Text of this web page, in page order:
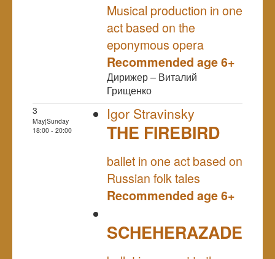
Musical production in one
act based on the
eponymous opera
Recommended age 6+
Дирижер – Виталий
Грищенко
3
May|Sunday
18:00 - 20:00
Igor Stravinsky
THE FIREBIRD
ballet in one act based on
Russian folk tales
Recommended age 6+
SCHEHERAZADE